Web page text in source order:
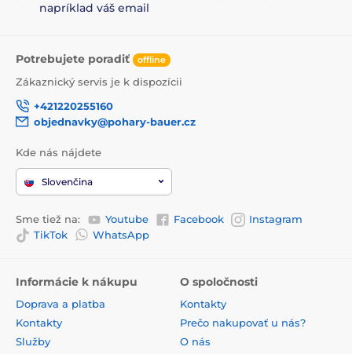
napríklad váš email
Potrebujete poradiť offline
Zákaznický servis je k dispozícii
+421220255160
objednavky@pohary-bauer.cz
Kde nás nájdete
Slovenčina
Sme tiež na: Youtube Facebook
Instagram
TikTok
WhatsApp
Informácie k nákupu
Doprava a platba
Kontakty
Služby
O spoločnosti
Kontakty
Prečo nakupovať u nás?
O nás